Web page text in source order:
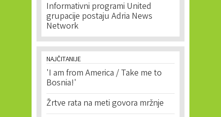
Informativni programi United
grupacije postaju Adria News
Network
NAJČITANIJE
'I am from America / Take me to
Bosnia!'
Žrtve rata na meti govora mržnje